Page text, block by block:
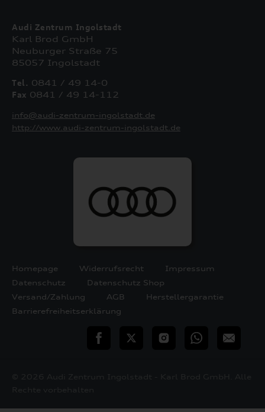
Audi Zentrum Ingolstadt
Karl Brod GmbH
Neuburger Straße 75
85057 Ingolstadt
Tel. 0841 / 49 14-0
Fax 0841 / 49 14-112
info@audi-zentrum-ingolstadt.de
http://www.audi-zentrum-ingolstadt.de
Homepage Widerrufsrecht
Impressum
Datenschutz
Datenschutz Shop
Versand/Zahlung
AGB
Herstellergarantie
Barrierefreiheitserklärung
teilen Twitter InstagramWhatsApp
E-